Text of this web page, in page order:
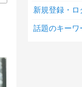
新規登録・ロ
話題のキーワ